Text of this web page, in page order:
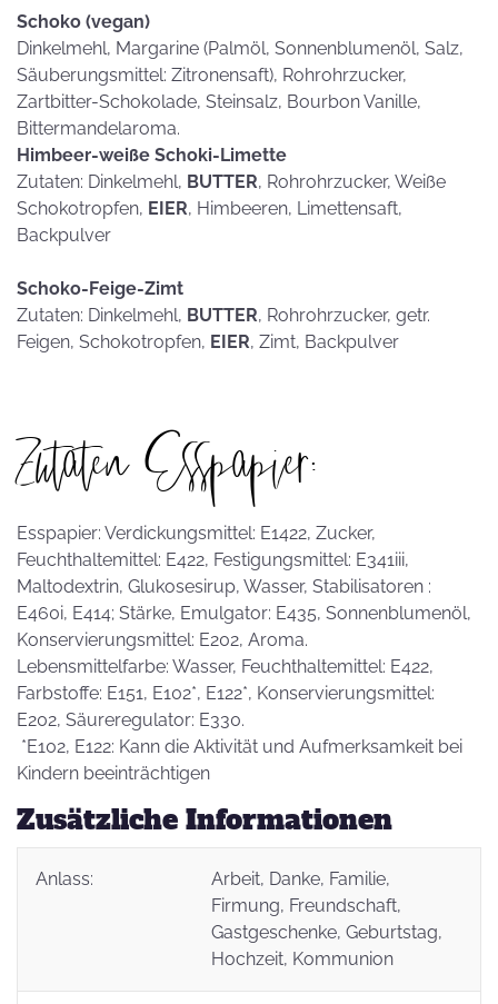
Schoko (vegan)
Dinkelmehl, Margarine (Palmöl, Sonnenblumenöl, Salz,
Säuberungsmittel: Zitronensaft), Rohrohrzucker,
Zartbitter-Schokolade, Steinsalz, Bourbon Vanille,
Bittermandelaroma.
Himbeer-weiße Schoki-Limette
Zutaten: Dinkelmehl, BUTTER, Rohrohrzucker, Weiße
Schokotropfen, EIER, Himbeeren, Limettensaft,
Backpulver
Schoko-Feige-Zimt
Zutaten: Dinkelmehl, BUTTER, Rohrohrzucker, getr.
Feigen, Schokotropfen, EIER, Zimt, Backpulver
Zutaten Esspapier:
Esspapier: Verdickungsmittel: E1422, Zucker,
Feuchthaltemittel: E422, Festigungsmittel: E341iii,
Maltodextrin, Glukosesirup, Wasser, Stabilisatoren :
E460i, E414; Stärke, Emulgator: E435, Sonnenblumenöl,
Konservierungsmittel: E202, Aroma.
Lebensmittelfarbe: Wasser, Feuchthaltemittel: E422,
Farbstoffe: E151, E102*, E122*, Konservierungsmittel:
E202, Säureregulator: E330.
*E102, E122: Kann die Aktivität und Aufmerksamkeit bei
Kindern beeinträchtigen
Zusätzliche Informationen
Anlass: Arbeit, Danke, Familie,
Firmung, Freundschaft,
Gastgeschenke, Geburtstag,
Hochzeit, Kommunion